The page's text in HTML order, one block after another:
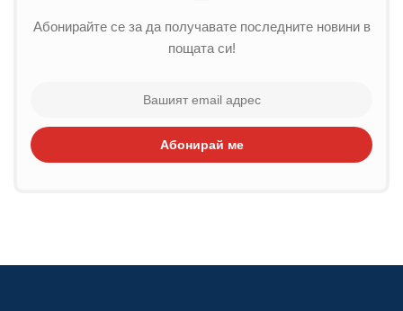
Абонирайте се за да получавате последните новини в
пощата си!
Абонирай ме